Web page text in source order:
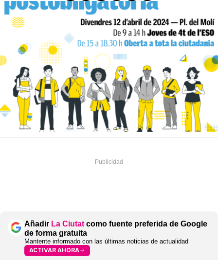
Añadir La Ciutat como fuente preferida de Google
de forma gratuita
Mantente informado con las últimas noticias de actualidad
ACTIVAR AHORA